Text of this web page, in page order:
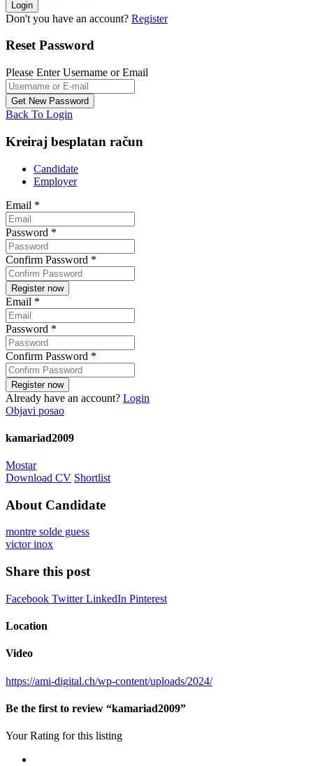
Don't you have an account? Register
Reset Password
Please Enter Username or Email
Back To Login
Kreiraj besplatan račun
Candidate
Employer
Email *
Password *
Confirm Password *
Email *
Password *
Confirm Password *
Already have an account? Login
Objavi posao
kamariad2009
Mostar
Download CV Shortlist
About Candidate
montre solde guess
victor inox
Share this post
Facebook TwitterLinkedIn Pinterest
Location
Video
https://ami-digital.ch/wp-content/uploads/2024/
Be the first to review “kamariad2009”
Your Rating for this listing